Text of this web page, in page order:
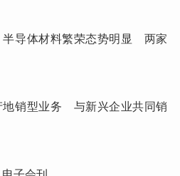
导体材料繁荣态势明显 两家
销型业务 与新兴企业共同销